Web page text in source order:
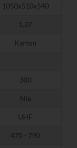
1050x510x540
1,37
Karton
300
Nie
UHF
470 - 790